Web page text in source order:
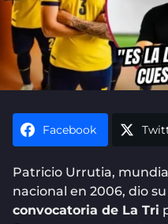
Facebook
Patricio Urrutia,
nacional en 2006, dio
convocatoria de La Tri